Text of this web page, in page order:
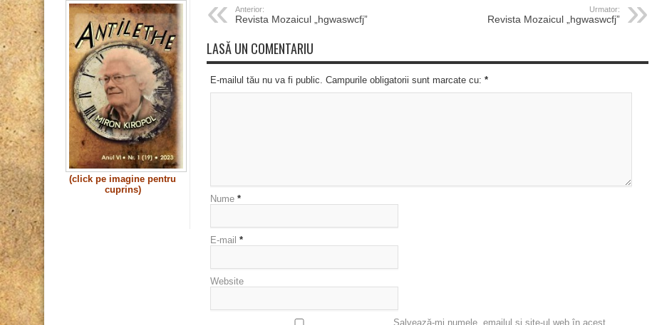
Anterior:
Revista Mozaicul „hgwaswcfj”
Urmator:
Revista Mozaicul „hgwaswcfj”
LASĂ UN COMENTARIU
E-mailul tău nu va fi public. Campurile obligatorii sunt marcate cu: *
Nume *
E-mail *
Website
Salvează-mi numele, emailul și site-ul web în acest
(click pe imagine pentru
cuprins)